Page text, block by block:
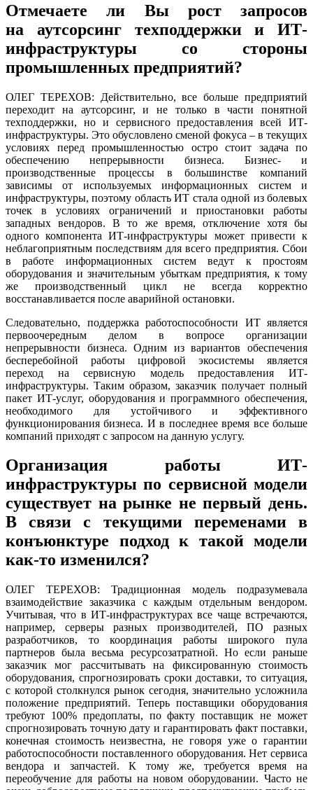
Отмечаете ли Вы рост запросов
на аутсорсинг техподдержки и ИТ-
инфраструктуры со стороны
промышленных предприятий?
ОЛЕГ ТЕРЕХОВ: Действительно, все больше предприятий
переходит на аутсорсинг, и не только в части понятной
техподдержки, но и сервисного предоставления всей ИТ-
инфраструктуры. Это обусловлено сменой фокуса – в текущих
условиях перед промышленностью остро стоит задача по
обеспечению непрерывности бизнеса. Бизнес- и
производственные процессы в большинстве компаний
зависимы от используемых информационных систем и
инфраструктуры, поэтому область ИТ стала одной из болевых
точек в условиях ограничений и приостановки работы
западных вендоров. В то же время, отключение хотя бы
одного компонента ИТ-инфраструктуры может привести к
неблагоприятным последствиям для всего предприятия. Сбои
в работе информационных систем ведут к простоям
оборудования и значительным убыткам предприятия, к тому
же производственный цикл не всегда корректно
восстанавливается после аварийной остановки.
Следовательно, поддержка работоспособности ИТ является
первоочередным делом в вопросе организации
непрерывности бизнеса. Одним из вариантов обеспечения
бесперебойной работы цифровой экосистемы является
переход на сервисную модель предоставления ИТ-
инфраструктуры. Таким образом, заказчик получает полный
пакет ИТ-услуг, оборудования и программного обеспечения,
необходимого для устойчивого и эффективного
функционирования бизнеса. И в последнее время все больше
компаний приходят с запросом на данную услугу.
Организация работы ИТ-
инфраструктуры по сервисной модели
существует на рынке не первый день.
В связи с текущими переменами в
конъюнктуре подход к такой модели
как-то изменился?
ОЛЕГ ТЕРЕХОВ: Традиционная модель подразумевала
взаимодействие заказчика с каждым отдельным вендором.
Учитывая, что в ИТ-инфраструктурах все чаще встречаются,
например, серверы разных производителей, ПО разных
разработчиков, то координация работы широкого пула
партнеров была весьма ресурсозатратной. Но если раньше
заказчик мог рассчитывать на фиксированную стоимость
оборудования, спрогнозировать сроки доставки, то ситуация,
с которой столкнулся рынок сегодня, значительно усложнила
положение предприятий. Теперь поставщики оборудования
требуют 100% предоплаты, по факту поставщик не может
спрогнозировать точную дату и гарантировать факт поставки,
конечная стоимость неизвестна, не говоря уже о гарантии
работоспособности поставленного оборудования. Нет сервиса
вендора и запчастей. К тому же, требуется время на
переобучение для работы на новом оборудовании. Часто не